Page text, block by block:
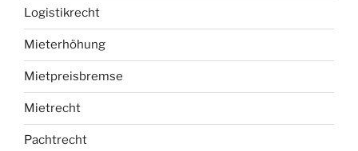
Logistikrecht
Mieterhöhung
Mietpreisbremse
Mietrecht
Pachtrecht